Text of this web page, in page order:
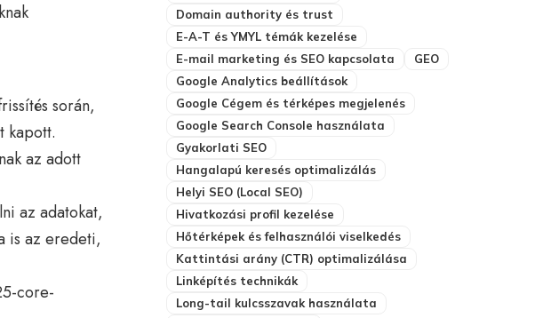
során,
kapott.
az adott
az adatokat,
is az eredeti,
core-
Domain authority és trust
E-A-T és YMYL témák kezelése
E-mail marketing és SEO kapcsolata
GEO
Google Analytics beállítások
Google Cégem és térképes megjelenés
Google Search Console használata
Gyakorlati SEO
Hangalapú keresés optimalizálás
Helyi SEO (Local SEO)
Hivatkozási profil kezelése
Hőtérképek és felhasználói viselkedés
Kattintási arány (CTR) optimalizálása
Linképítés technikák
Long-tail kulcsszavak használata